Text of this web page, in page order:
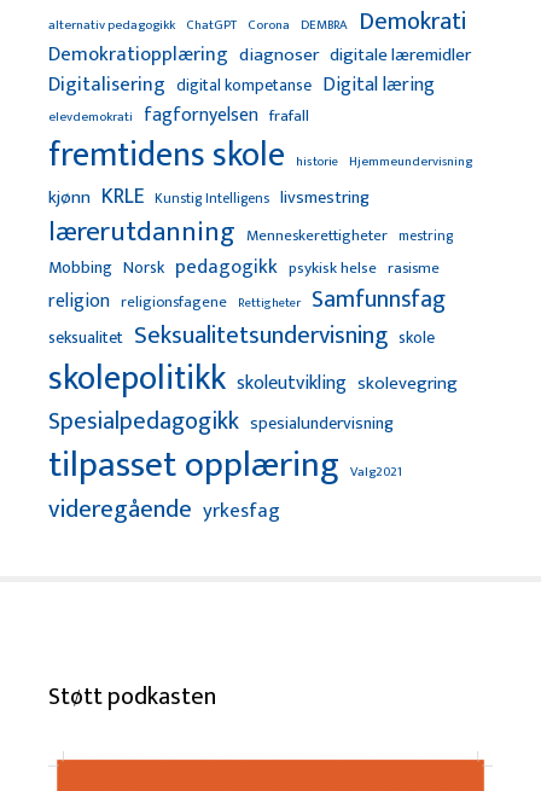
alternativ pedagogikk ChatGPT Corona DEMBRA Demokrati
Demokratiopplæring diagnoser digitale læremidler
Digitalisering digital kompetanse Digital læring
elevdemokrati fagfornyelsen frafall
fremtidens skole historie Hjemmeundervisning
kjønn KRLE Kunstig Intelligens livsmestring
lærerutdanning Menneskerettigheter mestring
Mobbing Norsk pedagogikk psykisk helse rasisme
religion religionsfagene Rettigheter Samfunnsfag
seksualitet Seksualitetsundervisning skole
skolepolitikk skoleutvikling skolevegring
Spesialpedagogikk spesialundervisning
tilpasset opplæring Valg2021
videregående yrkesfag
Støtt podkasten